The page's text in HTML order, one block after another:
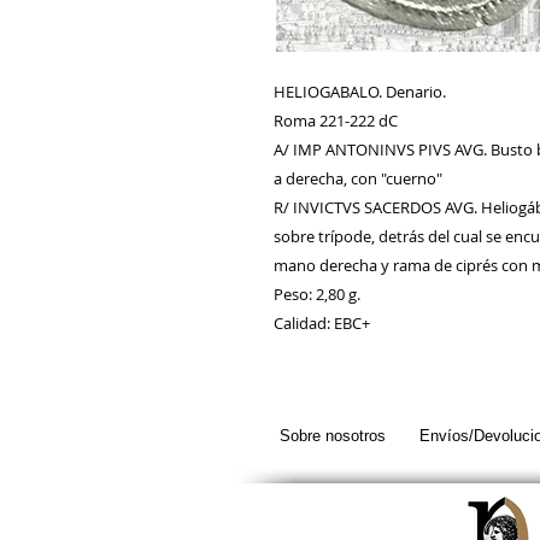
HELIOGABALO. Denario.
Roma 221-222 dC
A/ IMP ANTONINVS PIVS AVG.
a derecha, con "cuerno"
R/ INVICTVS SACERDOS AVG.
sobre trípode, detrás del cual se
mano derecha y rama de ciprés con
Peso: 2,80 g.
Calidad: EBC+
Sobre nosotros Envíos/